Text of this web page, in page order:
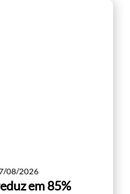
08/2026
em 85%